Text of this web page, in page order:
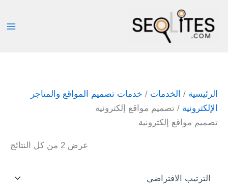
المحتوى
الرئيسية / الخدمات / خدمات تصميم المواقع والمتاجر
الإلكترونية / تصميم مواقع إلكترونية
تصميم مواقع إلكترونية
عرض ⁦2⁩ من كل النتائج